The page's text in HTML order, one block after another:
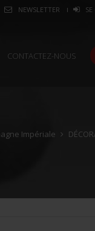
NEWSLETTER
CONTACTEZ-NOUS
Impériale